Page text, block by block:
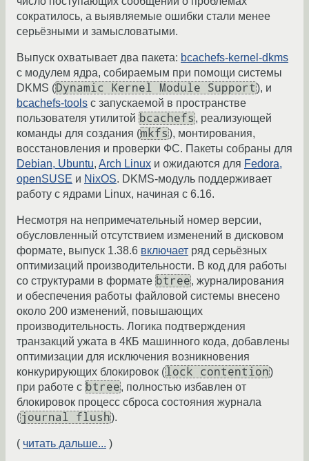
сократилось, а выявляемые ошибки стали менее
серьёзными и замысловатыми.
Выпуск охватывает два пакета: bcachefs-kernel-dkms
с модулем ядра, собираемым при помощи системы
DKMS (Dynamic Kernel Module Support ), и
bcachefs-tools с запускаемой в пространстве
пользователя утилитой bcachefs , реализующей
команды для создания (mkfs ), монтирования,
восстановления и проверки ФС. Пакеты собраны для
Debian, Ubuntu, Arch Linux и ожидаются для Fedora,
openSUSE и NixOS. DKMS-модуль поддерживает
работу с ядрами Linux, начиная с 6.16.
Несмотря на непримечательный номер версии,
обусловленный отсутствием изменений в дисковом
формате, выпуск 1.38.6 включает ряд серьёзных
оптимизаций производительности. В код для работы
со структурами в формате btree, журналирования
и обеспечения работы файловой системы внесено
около 200 изменений, повышающих
производительность. Логика подтверждения
транзакций ужата в 4КБ машинного кода, добавлены
оптимизации для исключения возникновения
конкурирующих блокировок (lock contention)
при работе с btree, полностью избавлен от
блокировок процесс сброса состояния журнала
(journal flush).
( читать дальше... )